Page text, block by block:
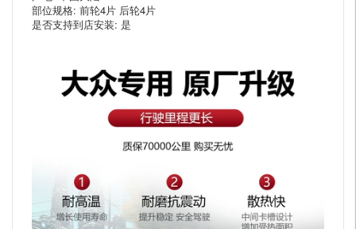
部位规格: 前轮4片 后轮4片
是否支持到店安装: 是